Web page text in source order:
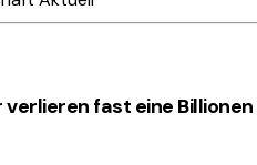
fast eine Billionen